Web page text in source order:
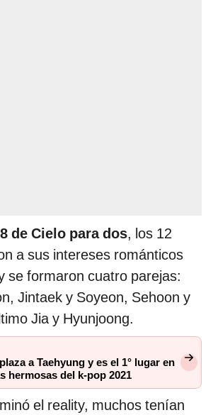
de Cielo para dos, los 12
a sus intereses románticos
se formaron cuatro parejas:
Jintaek y Soyeon, Sehoon y
Jia y Hyunjoong.
a Taehyung y es el 1° lugar en
hermosas del k-pop 2021
el reality, muchos tenían